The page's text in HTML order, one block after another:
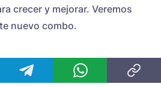
crecer y mejorar. Veremos
nuevo combo.